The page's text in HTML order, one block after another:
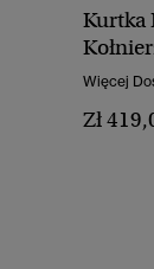
Kurtka
Więcej
Zł